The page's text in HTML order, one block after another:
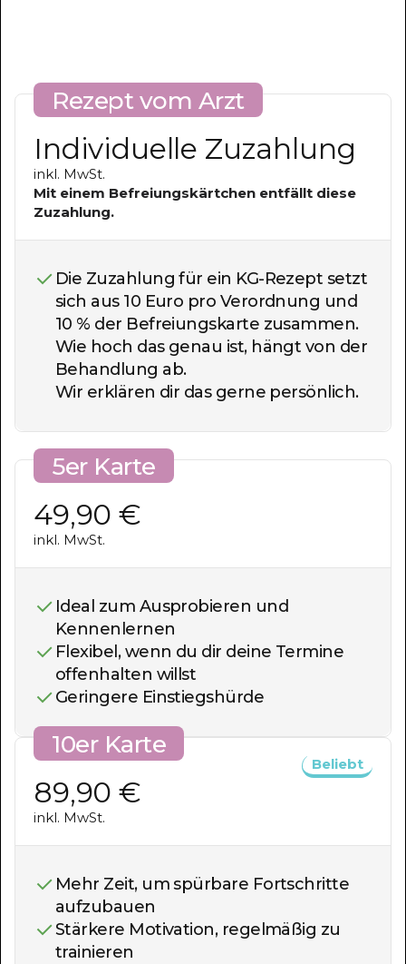
Rezept vom Arzt
Individuelle Zuzahlung
inkl. MwSt.
Mit einem Befreiungskärtchen entfällt diese
Zuzahlung.
Die Zuzahlung für ein KG-Rezept setzt
sich aus 10 Euro pro Verordnung und
10 % der Befreiungskarte zusammen.
Wie hoch das genau ist, hängt von der
Behandlung ab.
Wir erklären dir das gerne persönlich.
5er Karte
49,90 €
inkl. MwSt.
Ideal zum Ausprobieren und
Kennenlernen
Flexibel, wenn du dir deine Termine
offenhalten willst
Geringere Einstiegshürde
10er Karte
89,90 €
Beliebt
inkl. MwSt.
Mehr Zeit, um spürbare Fortschritte
aufzubauen
Stärkere Motivation, regelmäßig zu
trainieren